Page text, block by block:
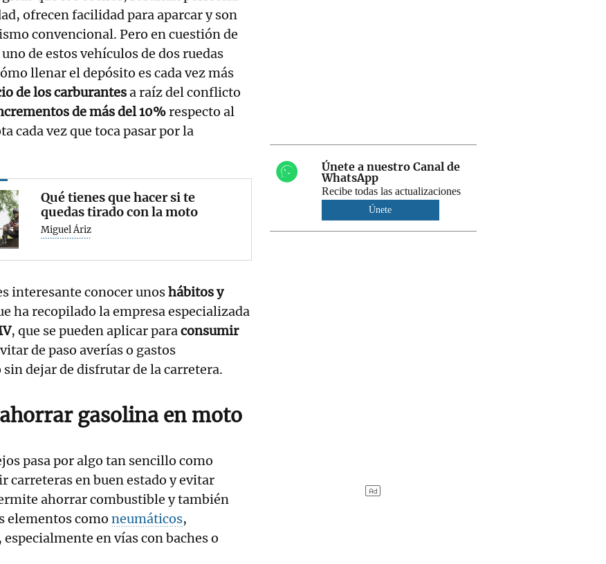
ofrecen facilidad para aparcar y son
convencional. Pero en cuestión de
de estos vehículos de dos ruedas
llenar el depósito es cada vez más
de los carburantesa raíz del conflicto
de más del 10%respecto al
cada vez que toca pasar por la
Qué tienes que hacer si te
quedas tirado con la moto
Miguel Áriz
interesante conocer unoshábitos y
ha recopilado la empresa especializada
, que se pueden aplicar paraconsumir
de paso averías o gastos
dejar de disfrutar de la carretera.
gasolina en moto
pasa por algo tan sencillo como
carreteras en buen estado y evitar
ahorrar combustible y también
elementos como neumáticos,
en vías con baches o
Únete a nuestro Canal de
WhatsApp
Recibe todas las actualizaciones
Únete